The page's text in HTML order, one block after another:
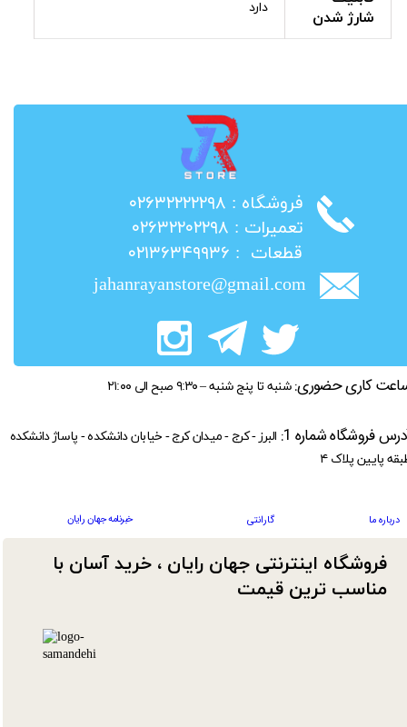
شارژ شدن
دارد
​فروشگاه : ۰۲۶۳۲۲۲۲۲۹۸
​تعمیرات : ۰۲۶۳۲۲۰۲۲۹۸
​قطعات : ۰۲۱۳۶۳۴۹۹۳۶
jahanrayanstore@gmail.com
فروشگاه اینترنتی جهان رایان ، خرید آسان با
مناسب ترین قیمت​​​​​​​
کاری حضوری: شنبه تا پنج شنبه – ۹:۳۰ صبح الی ۲۱:۰۰
درباره ما گارانتی خبرنامه جهان رایان
فروشگاه شماره 1:
البرز - کرج - میدان کرج - خیابان دانشکده - پاساژ دانشکده
پایین پلاک ۴